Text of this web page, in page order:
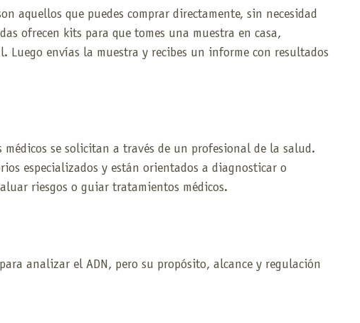
aquellos que puedes comprar directamente, sin necesidad
ofrecen kits para que tomes una muestra en casa,
Luego envías la muestra y recibes un informe con resultados
médicos se solicitan a través de un profesional de la salud.
especializados y están orientados a diagnosticar o
riesgos o guiar tratamientos médicos.
analizar el ADN, pero su propósito, alcance y regulación